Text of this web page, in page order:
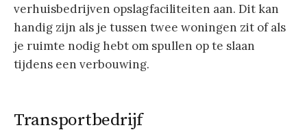
verhuisbedrijven opslagfaciliteiten aan. Dit kan
handig zijn als je tussen twee woningen zit of als
je ruimte nodig hebt om spullen op te slaan
tijdens een verbouwing.
Transportbedrijf